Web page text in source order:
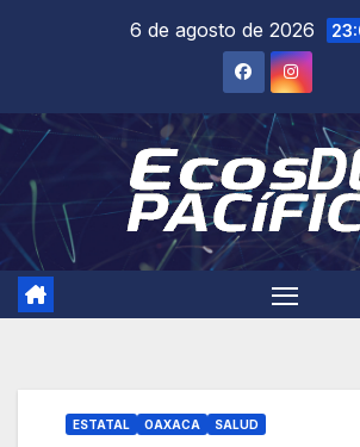
6 de agosto de 2026
ESTATAL OAXACA SALUD